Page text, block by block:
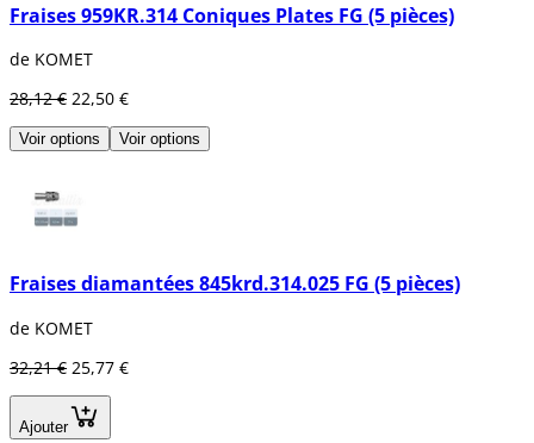
Fraises 959KR.314 Coniques Plates FG (5 pièces)
de KOMET
28,12 € 22,50 €
Voir options Voir options
Fraises diamantées 845krd.314.025 FG (5 pièces)
de KOMET
32,21 € 25,77 €
Ajouter